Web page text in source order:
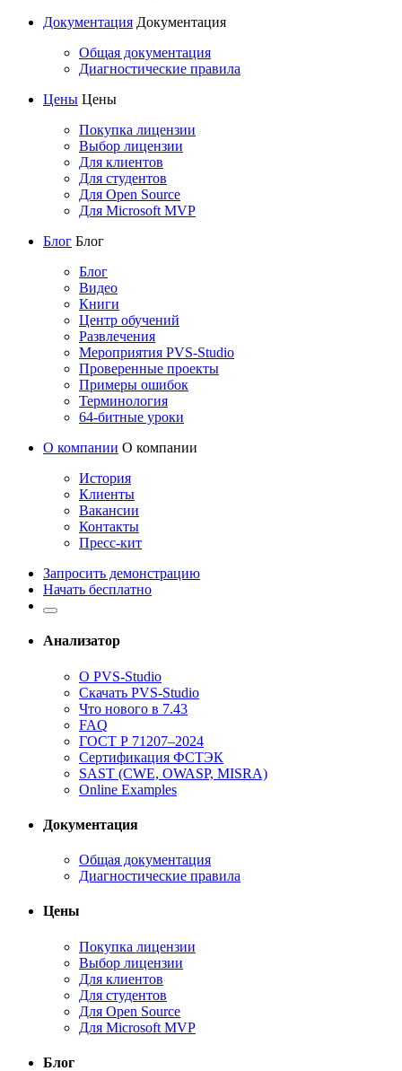
Документация Документация
Общая документация
Диагностические правила
Цены Цены
Покупка лицензии
Выбор лицензии
Для клиентов
Для студентов
Для Open Source
Для Microsoft MVP
Блог Блог
Блог
Видео
Книги
Центр обучений
Развлечения
Мероприятия PVS-Studio
Проверенные проекты
Примеры ошибок
Терминология
64-битные уроки
О компании О компании
История
Клиенты
Вакансии
Контакты
Пресс-кит
Запросить демонстрацию
Начать бесплатно
Анализатор
О PVS-Studio
Скачать PVS-Studio
Что нового в 7.43
FAQ
ГОСТ Р 71207–2024
Сертификация ФСТЭК
SAST (CWE, OWASP, MISRA)
Online Examples
Документация
Общая документация
Диагностические правила
Цены
Покупка лицензии
Выбор лицензии
Для клиентов
Для студентов
Для Open Source
Для Microsoft MVP
Блог